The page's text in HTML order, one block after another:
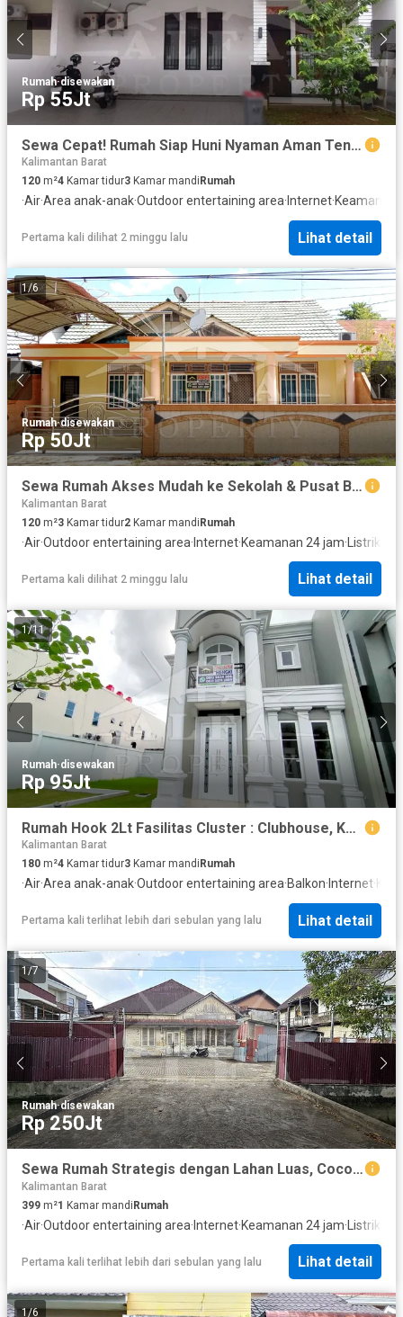
Rumah·disewakan
Rp 55Jt
Sewa Cepat! Rumah Siap Huni Nyaman Aman Tengah Kota
Kalimantan Barat
120 m²4 Kamar tidur3 Kamar mandi Rumah
·Air·Area anak-anak·Outdoor entertaining area· Internet·Keamanan
Pertama kali dilihat 2 minggu lalu Lihat detail
1/6
Rumah·disewakan
Rp 50Jt
Sewa Rumah Akses Mudah ke Sekolah & Pusat Bisnis
Kalimantan Barat
120 m²3 Kamar tidur2 Kamar mandiRumah
·Air·Outdoor entertaining area· Internet·Keamanan 24 jam· Listrik
Pertama kali dilihat 2 minggu lalu Lihat detail
1/11
Rumah·disewakan
Rp 95Jt
Rumah Hook 2Lt Fasilitas Cluster : Clubhouse, Kolam Renang, Gym
Kalimantan Barat
180 m²4 Kamar tidur3 Kamar mandi Rumah
·Air·Area anak-anak·Outdoor entertaining area·Balkon· Internet·
Pertama kali terlihat lebih dari sebulan yang lalu Lihat detail
1/7
Rumah·disewakan
Rp 250Jt
Sewa Rumah Strategis dengan Lahan Luas, Cocok Usaha Kafe/Kantor
Kalimantan Barat
399 m²1 Kamar mandi Rumah
·Air·Outdoor entertaining area· Internet·Keamanan 24 jam· Listrik
Pertama kali terlihat lebih dari sebulan yang lalu Lihat detail
1/6